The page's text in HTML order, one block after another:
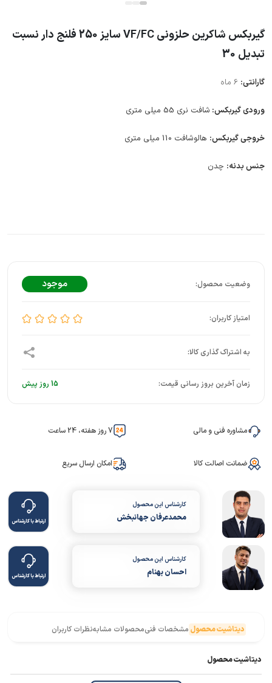
گیربکس شاکرین حلزونی VF/FC سایز 250 فلنج دار نسبت
تبدیل 30
گارانتی: 6 ماه
ورودی گیربکس: شافت نری 55 میلی متری
خروجی گیربکس: هالوشافت 110 میلی متری
جنس بدنه: چدن
موجود
زمان آخرین بروز رسانی قیمت: 15 روز پیش
مشاوره فنی و مالی 7 روز هفته، 24 ساعت
ضمانت اصالت کالا امکان ارسال سریع
کارشناس این محصول
محمدعرفان جهانبخش ارتباط با کارشناس
کارشناس این محصول
احسان بهنام ارتباط با کارشناس
دیتاشیت محصول مشخصات فنیمحصولات مشابهنظرات کاربران
دیتاشیت محصول